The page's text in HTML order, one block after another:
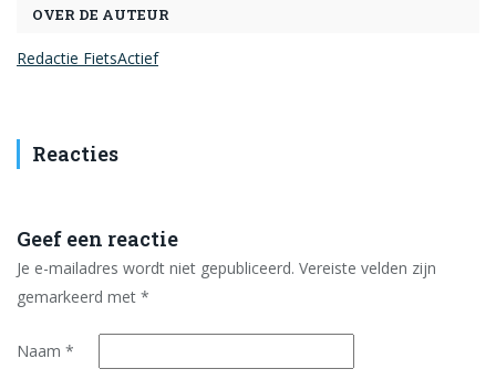
OVER DE AUTEUR
Redactie FietsActief
Reacties
Geef een reactie
Je e-mailadres wordt niet gepubliceerd. Vereiste velden zijn
gemarkeerd met *
Naam *